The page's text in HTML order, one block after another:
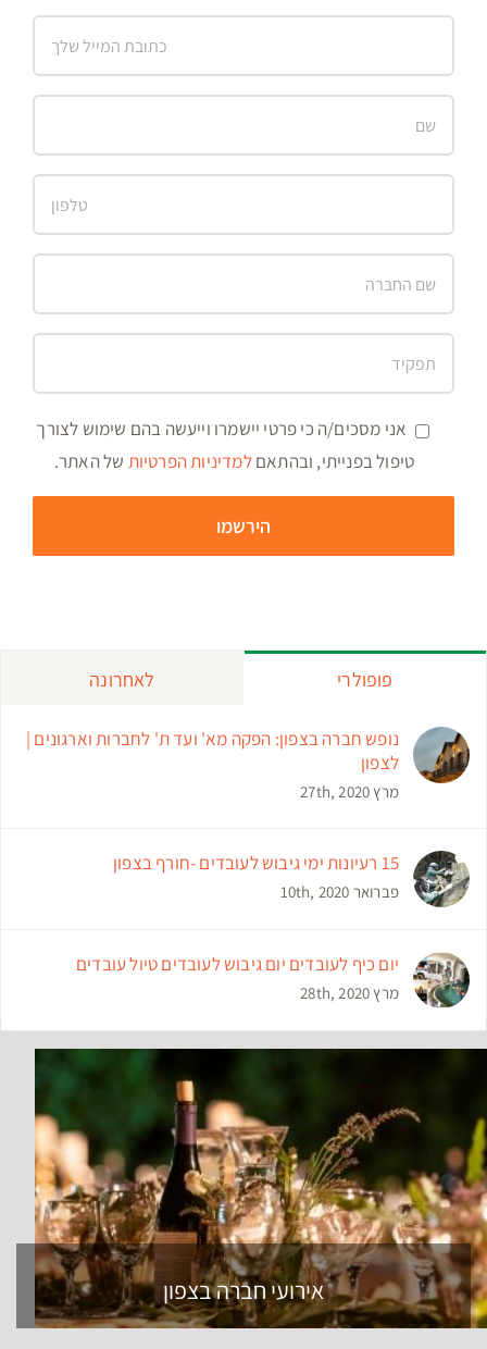
נופש חברה בצפון: הפקה מא' ועד ת' לחברות וארגונים |
15 רעיונות ימי גיבוש לעובדים -חורף בצפון
יום כיף לעובדים יום גיבוש לעובדים טיול עובדים
אירועי חברה בצפון
מסלולים וטיולים בצפון